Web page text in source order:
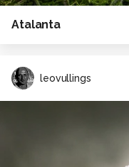
Atalanta
leovullings